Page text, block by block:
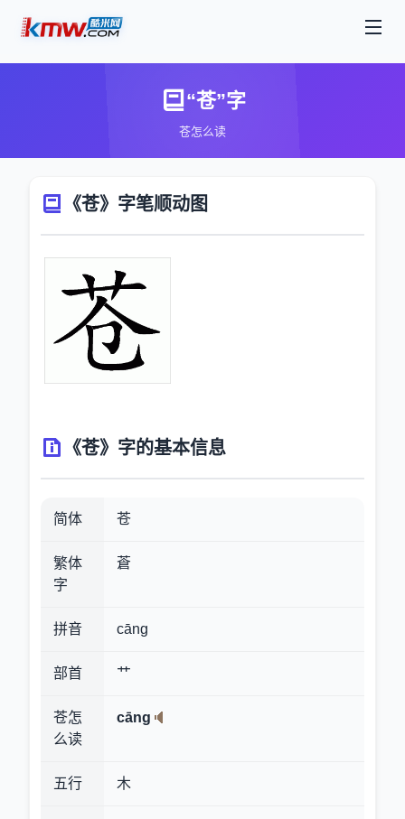
“苍”字
苍怎么读
《苍》字笔顺动图
《苍》字的基本信息
简体 苍
繁体
字
蒼
拼音 cāng
部首 艹
苍怎
么读
cāng
五行 木